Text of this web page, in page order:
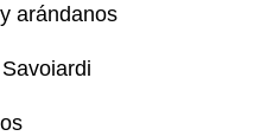
arándanos